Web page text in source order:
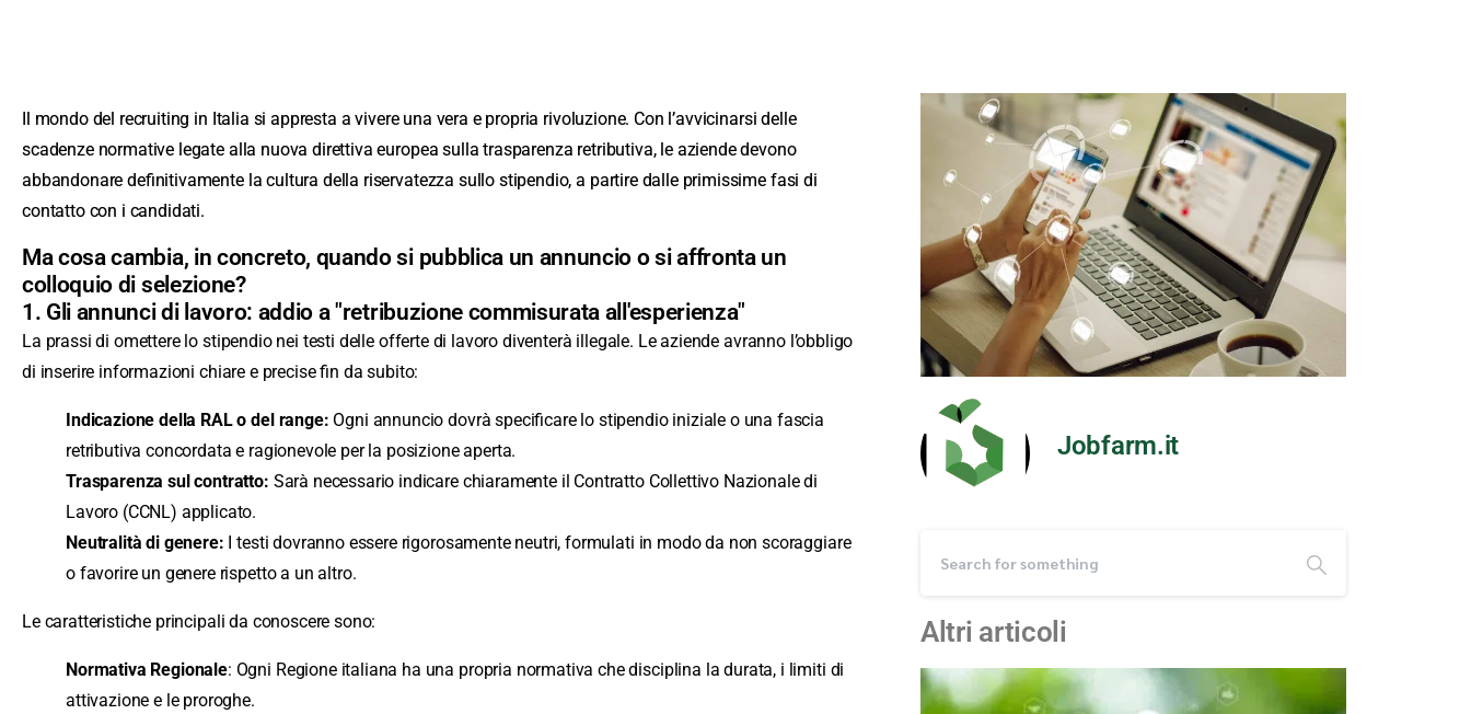
Il mondo del recruiting in Italia si appresta a vivere una vera e propria rivoluzione. Con l’avvicinarsi delle
scadenze normative legate alla nuova direttiva europea sulla trasparenza retributiva, le aziende devono
abbandonare definitivamente la cultura della riservatezza sullo stipendio, a partire dalle primissime fasi di
contatto con i candidati.
Ma cosa cambia, in concreto, quando si pubblica un annuncio o si affronta un
colloquio di selezione?
1. Gli annunci di lavoro: addio a "retribuzione commisurata all'esperienza"
La prassi di omettere lo stipendio nei testi delle offerte di lavoro diventerà illegale. Le aziende avranno l’obbligo
di inserire informazioni chiare e precise fin da subito:
Indicazione della RAL o del range: Ogni annuncio dovrà specificare lo stipendio iniziale o una fascia
retributiva concordata e ragionevole per la posizione aperta.
Trasparenza sul contratto: Sarà necessario indicare chiaramente il Contratto Collettivo Nazionale di
Lavoro (CCNL) applicato.
Neutralità di genere: I testi dovranno essere rigorosamente neutri, formulati in modo da non scoraggiare
o favorire un genere rispetto a un altro.
Le caratteristiche principali da conoscere sono:
Normativa Regionale: Ogni Regione italiana ha una propria normativa che disciplina la durata, i limiti di
attivazione e le proroghe.
Jobfarm.it
Altri articoli